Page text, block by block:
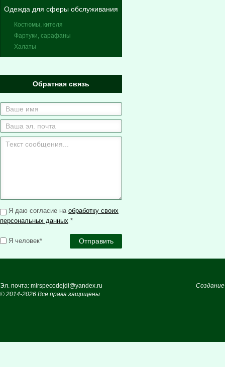
Одежда для сферы обслуживания
Костюмы, кителя
Фартуки, сарафаны
Халаты
Обратная связь
Я даю согласие на обработку своих
персональных данных *
Я человек*
Эл. почта: mirspecodejdi@yandex.ru
© 2014-2026 Все права защищены